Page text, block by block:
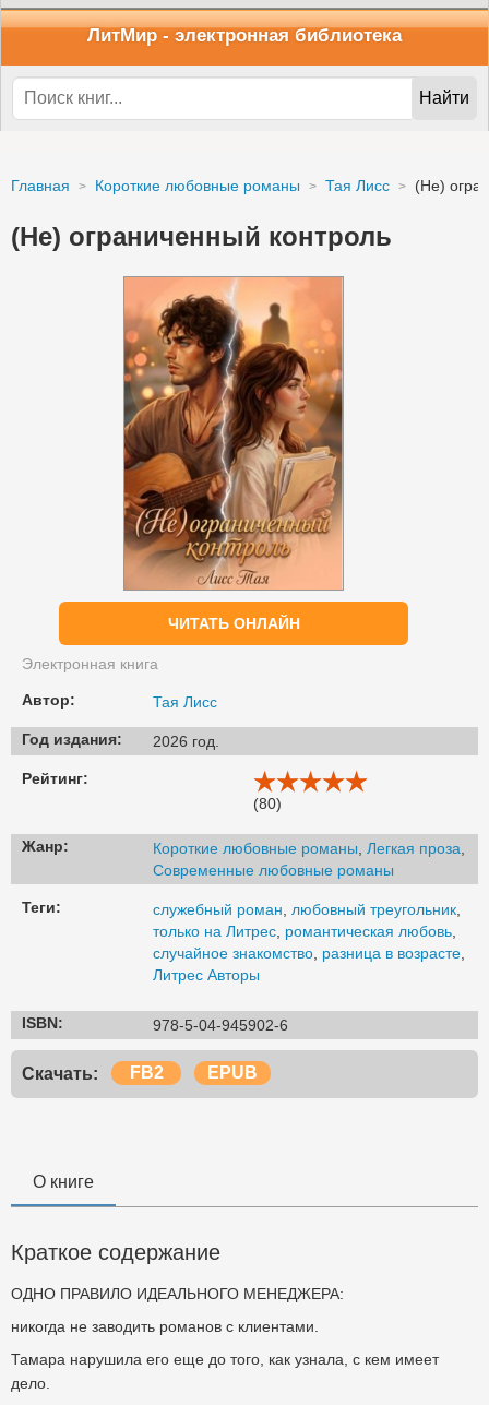
ЛитМир - электронная библиотека
Найти
Главная Короткие любовные романы Тая Лисс (Не)
(Не) ограниченный контроль
ЧИТАТЬ ОНЛАЙН
Электронная книга
Автор: Тая Лисс
Год издания: 2026 год.
Рейтинг:
(80)
Жанр: Короткие любовные романы Легкая проза
Современные любовные романы
Теги: служебный роман любовный треугольник
только на Литрес романтическая любовь
случайное знакомство разница в возрасте
Литрес Авторы
ISBN: 978-5-04-945902-6
Скачать: FB2 EPUB
О книге
Краткое содержание
ОДНО ПРАВИЛО ИДЕАЛЬНОГО МЕНЕДЖЕРА:
никогда не заводить романов с клиентами.
Тамара нарушила его еще до того, как узнала, с кем имеет
дело.